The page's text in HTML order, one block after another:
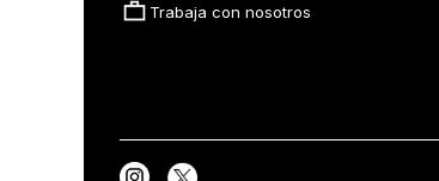
Trabaja con nosotros